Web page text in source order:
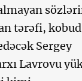
tərəfi, kobud
Sergey
Lavrovu